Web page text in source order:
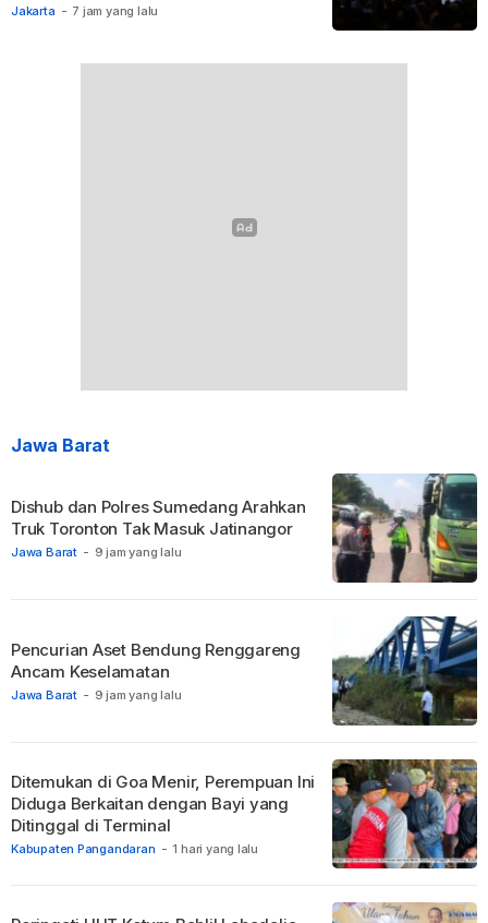
Jakarta - 7 jam yang lalu
Jawa Barat
Jawa Barat - 9 jam yang lalu
Dishub dan Polres Sumedang Arahkan
Truk Toronton Tak Masuk Jatinangor
Jawa Barat - 9 jam yang lalu
Pencurian Aset Bendung Renggareng
Ancam Keselamatan
Kabupaten Pangandaran - 1 hari yang lalu
Ditemukan di Goa Menir, Perempuan Ini
Diduga Berkaitan dengan Bayi yang
Ditinggal di Terminal